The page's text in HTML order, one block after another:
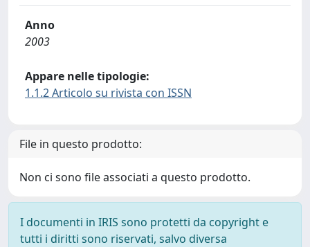
Anno
2003
Appare nelle tipologie:
1.1.2 Articolo su rivista con ISSN
File in questo prodotto:
Non ci sono file associati a questo prodotto.
I documenti in IRIS sono protetti da copyright e
tutti i diritti sono riservati, salvo diversa